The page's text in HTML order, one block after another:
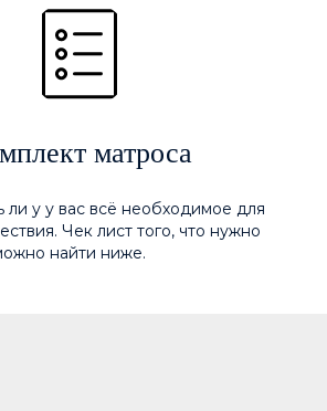
матроса
ли у у вас всё необходимое для
Чек лист того, что нужно
найти ниже.